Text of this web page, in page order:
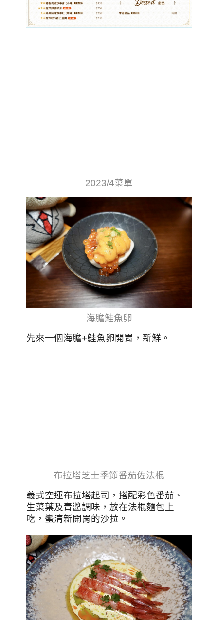
2023/4菜單
海膽鮭魚卵
先來一個海膽+鮭魚卵開胃，新鮮。
布拉塔芝士季節番茄佐法棍
義式空運布拉塔起司，搭配彩色番茄、
生菜葉及青醬調味，放在法棍麵包上
吃，蠻清新開胃的沙拉。